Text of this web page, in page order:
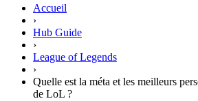
Accueil
›
Hub Guide
›
League of Legends
›
Quelle est la méta et les meilleurs
de LoL ?